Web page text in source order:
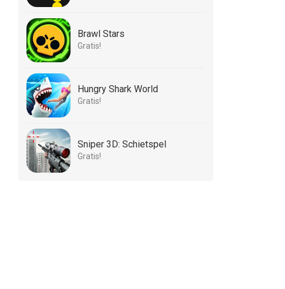
Brawl Stars
Gratis!
Hungry Shark World
Gratis!
Sniper 3D: Schietspel
Gratis!